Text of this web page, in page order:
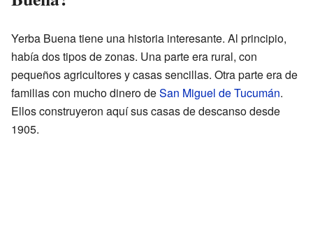
Yerba Buena tiene una historia interesante. Al principio,
había dos tipos de zonas. Una parte era rural, con
pequeños agricultores y casas sencillas. Otra parte era de
familias con mucho dinero deSan Miguel de Tucumán.
Ellos construyeron aquí sus casas de descanso desde
1905.